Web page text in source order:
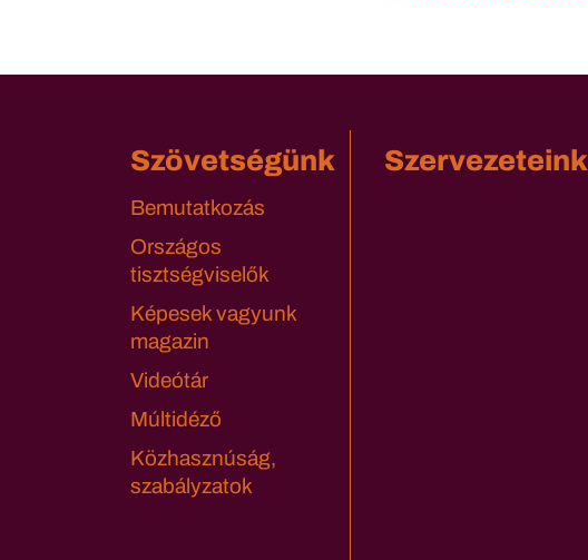
Szövetségünk
Bemutatkozás
Országos
tisztségviselők
Képesek vagyunk
magazin
Videótár
Múltidéző
Közhasznúság,
szabályzatok
Szervezeteink